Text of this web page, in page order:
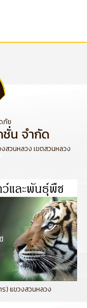
ภัย
ชั่น จำกัด
สวนหลวง เขตสวนหลวง
ร) แขวงสวนหลวง